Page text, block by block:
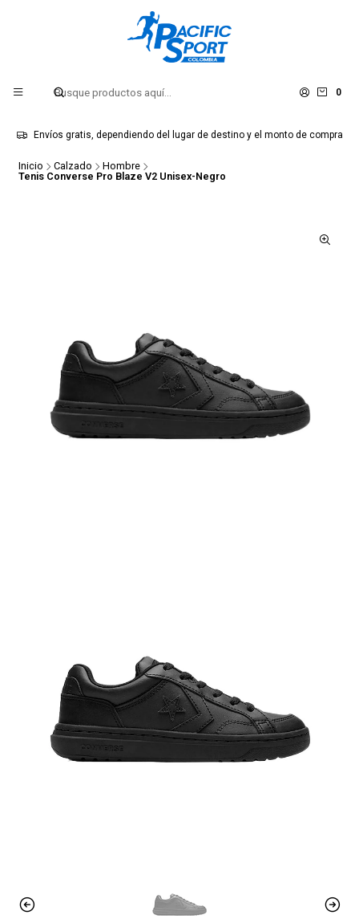
0
Envíos gratis, dependiendo del lugar de destino y el monto de compra
Inicio Calzado
Hombre
Tenis Converse Pro Blaze V2 Unisex-Negro